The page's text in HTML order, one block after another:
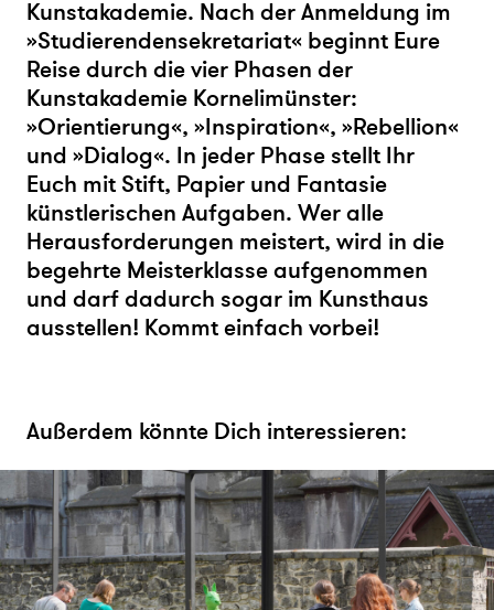
Kunstakademie. Nach der Anmeldung im
»Studierendensekretariat« beginnt Eure
Reise durch die vier Phasen der
Kunstakademie Kornelimünster:
»Orientierung«, »Inspiration«, »Rebellion«
und »Dialog«. In jeder Phase stellt Ihr
Euch mit Stift, Papier und Fantasie
künstlerischen Aufgaben. Wer alle
Herausforderungen meistert, wird in die
begehrte Meisterklasse aufgenommen
und darf dadurch sogar im Kunsthaus
ausstellen! Kommt einfach vorbei!
Außerdem könnte Dich interessieren: